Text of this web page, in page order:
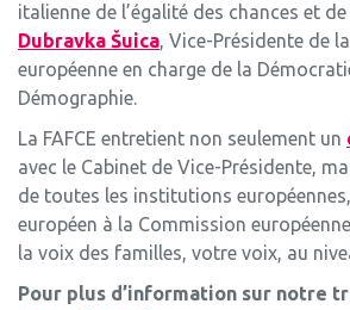
italienne de l’égalité des chances et
Dubravka Šuica, Vice-Présidente de
européenne en charge de la
Démographie.
La FAFCE entretient non seulement un
avec le Cabinet de Vice-Présidente,
de toutes les institutions
européen à la Commission
la voix des familles, votre voix, au
Pour plus d’information sur notre